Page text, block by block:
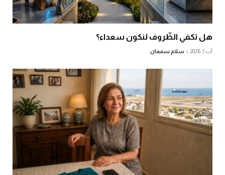
هل تكفي الظّروف لنكون سعداء؟
آب 1, 2026 سلام سمعان